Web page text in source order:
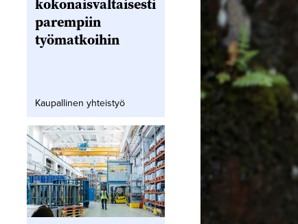
kokonaisvaltaisesti
parempiin
työmatkoihin
Kaupallinen yhteistyö